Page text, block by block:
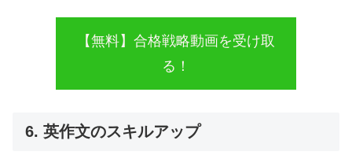
【無料】合格戦略動画を受け取
る！
6. 英作文のスキルアップ